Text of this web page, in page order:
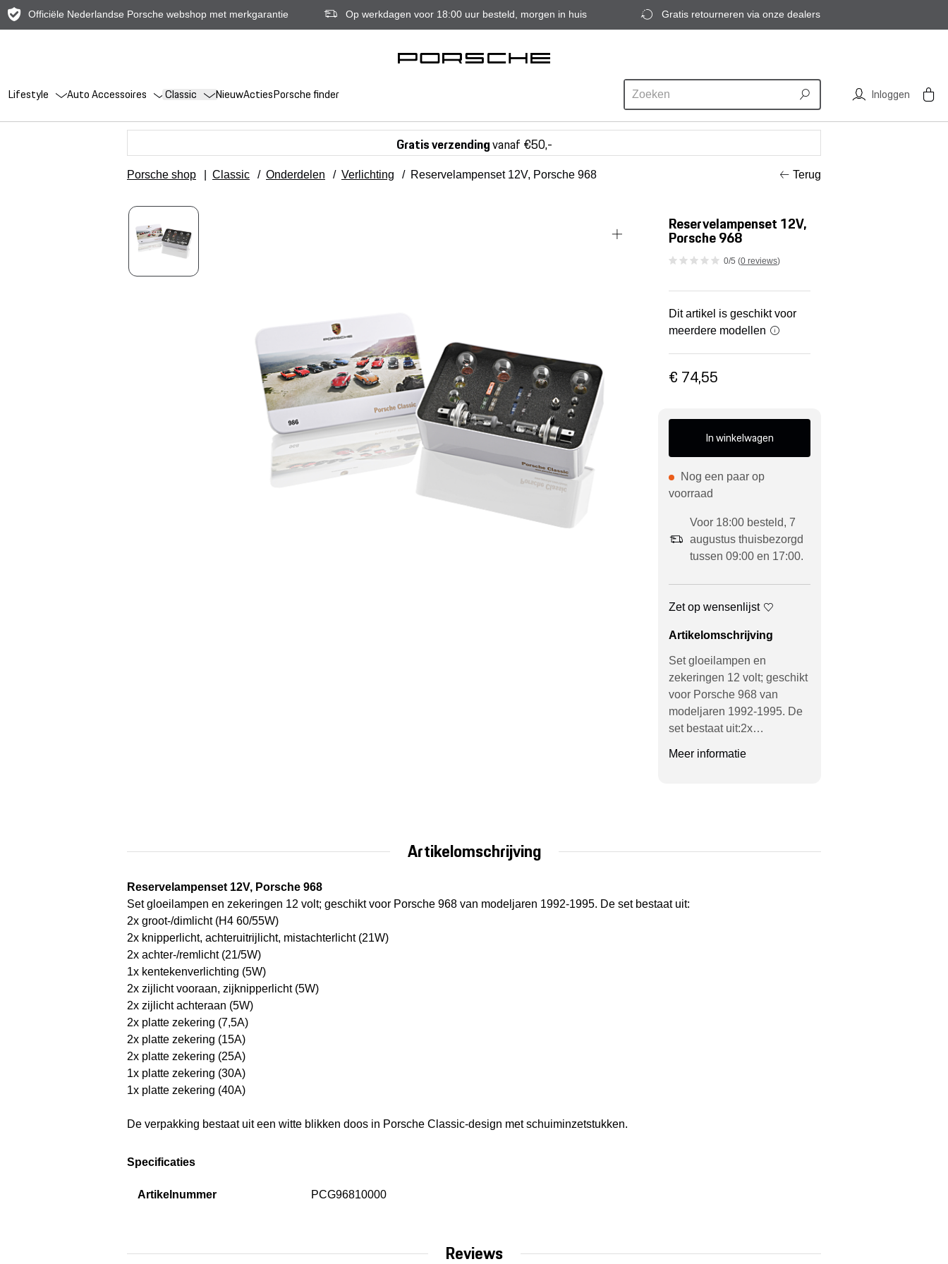
Officiële Nederlandse Porsche webshop met merkgarantie Op werkdagen voor 18:00 uur besteld, morgen in huis Gratis retourneren via onze dealers
Lifestyle Auto Accessoires Classic NieuwActiesPorsche finder Inloggen
Gratis verzendingvanaf €50,-
Porsche shop Classic / Onderdelen / Verlichting / Reservelampenset 12V, Porsche 968 Terug
Reservelampenset 12V,
Porsche 968
0/5 (0 reviews)
Dit artikel is geschikt voor
meerdere modellen
€ 74,55
In winkelwagen
Nog een paar op
voorraad
Voor 18:00 besteld, 7
augustus thuisbezorgd
tussen 09:00 en 17:00.
Zet op wensenlijst
Artikelomschrijving
Set gloeilampen en
zekeringen 12 volt; geschikt
voor Porsche 968 van
modeljaren 1992-1995. De
set bestaat uit:2x…
Meer informatie
Artikelomschrijving
Reservelampenset 12V, Porsche 968
Set gloeilampen en zekeringen 12 volt; geschikt voor Porsche 968 van modeljaren 1992-1995. De set bestaat uit:
2x groot-/dimlicht (H4 60/55W)
2x knipperlicht, achteruitrijlicht, mistachterlicht (21W)
2x achter-/remlicht (21/5W)
1x kentekenverlichting (5W)
2x zijlicht vooraan, zijknipperlicht (5W)
2x zijlicht achteraan (5W)
2x platte zekering (7,5A)
2x platte zekering (15A)
2x platte zekering (25A)
1x platte zekering (30A)
1x platte zekering (40A)
De verpakking bestaat ​​uit een witte blikken doos in Porsche Classic-design met schuiminzetstukken.
Specificaties
Artikelnummer PCG96810000
Reviews